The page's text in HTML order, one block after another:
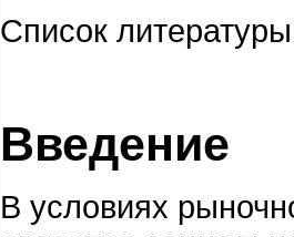
Список
Введение
В условиях